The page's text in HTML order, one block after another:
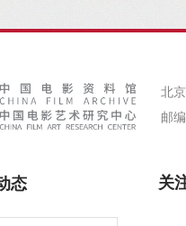
北
邮
态 关